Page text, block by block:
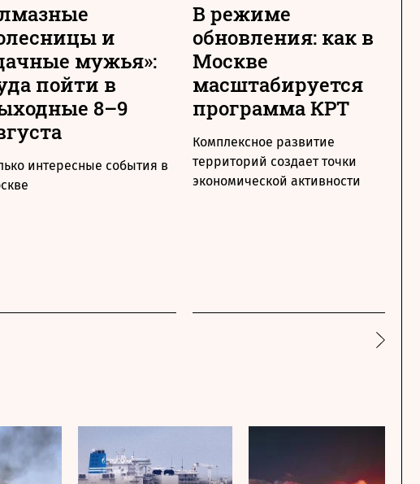
и
мужья»:
пойти в
8–9
интересные события в
В режиме
обновления: как в
Москве
масштабируется
программа КРТ
Комплексное развитие
территорий создает точки
экономической активности